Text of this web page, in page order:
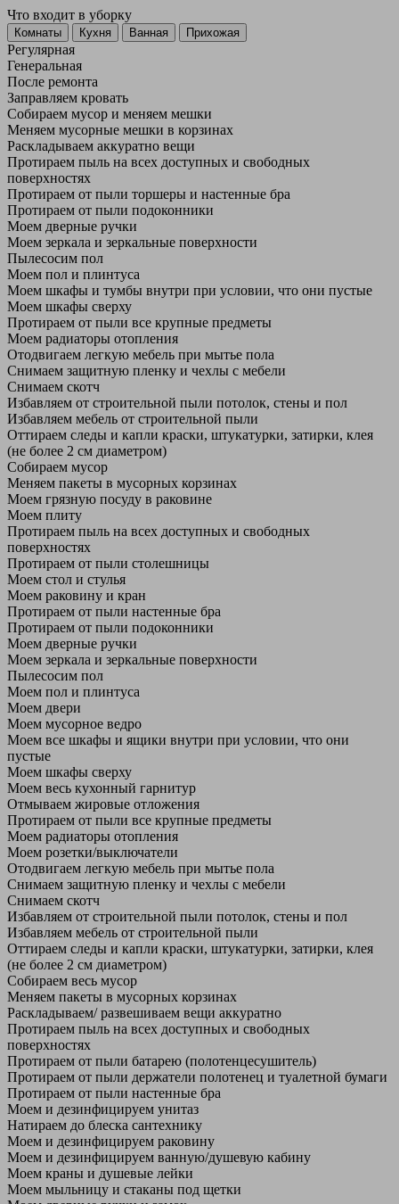
Что входит в уборку
Регу­лярная
Гене­ральная
После ремонта
Заправляем кровать
Собираем мусор и меняем мешки
Меняем мусорные мешки в корзинах
Раскладываем аккуратно вещи
Протираем пыль на всех доступных и свободных
поверхностях
Протираем от пыли торшеры и настенные бра
Протираем от пыли подоконники
Моем дверные ручки
Моем зеркала и зеркальные поверхности
Пылесосим пол
Моем пол и плинтуса
Моем шкафы и тумбы внутри при условии, что они пустые
Моем шкафы сверху
Протираем от пыли все крупные предметы
Моем радиаторы отопления
Отодвигаем легкую мебель при мытье пола
Снимаем защитную пленку и чехлы с мебели
Снимаем скотч
Избавляем от строительной пыли потолок, стены и пол
Избавляем мебель от строительной пыли
Оттираем следы и капли краски, штукатурки, затирки, клея
(не более 2 см диаметром)
Собираем мусор
Меняем пакеты в мусорных корзинах
Моем грязную посуду в раковине
Моем плиту
Протираем пыль на всех доступных и свободных
поверхностях
Протираем от пыли столешницы
Моем стол и стулья
Моем раковину и кран
Протираем от пыли настенные бра
Протираем от пыли подоконники
Моем дверные ручки
Моем зеркала и зеркальные поверхности
Пылесосим пол
Моем пол и плинтуса
Моем двери
Моем мусорное ведро
Моем все шкафы и ящики внутри при условии, что они
пустые
Моем шкафы сверху
Моем весь кухонный гарнитур
Отмываем жировые отложения
Протираем от пыли все крупные предметы
Моем радиаторы отопления
Моем розетки/выключатели
Отодвигаем легкую мебель при мытье пола
Снимаем защитную пленку и чехлы с мебели
Снимаем скотч
Избавляем от строительной пыли потолок, стены и пол
Избавляем мебель от строительной пыли
Оттираем следы и капли краски, штукатурки, затирки, клея
(не более 2 см диаметром)
Собираем весь мусор
Меняем пакеты в мусорных корзинах
Раскладываем/ развешиваем вещи аккуратно
Протираем пыль на всех доступных и свободных
поверхностях
Протираем от пыли батарею (полотенцесушитель)
Протираем от пыли держатели полотенец и туалетной бумаги
Протираем от пыли настенные бра
Моем и дезинфицируем унитаз
Натираем до блеска сантехнику
Моем и дезинфицируем раковину
Моем и дезинфицируем ванную/душевую кабину
Моем краны и душевые лейки
Моем мыльницу и стаканы под щетки